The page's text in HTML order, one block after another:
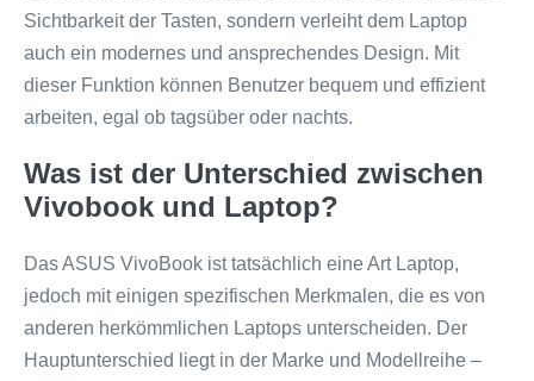
Sichtbarkeit der Tasten, sondern verleiht dem Laptop
auch ein modernes und ansprechendes Design. Mit
dieser Funktion können Benutzer bequem und effizient
arbeiten, egal ob tagsüber oder nachts.
Was ist der Unterschied zwischen
Vivobook und Laptop?
Das ASUS VivoBook ist tatsächlich eine Art Laptop,
jedoch mit einigen spezifischen Merkmalen, die es von
anderen herkömmlichen Laptops unterscheiden. Der
Hauptunterschied liegt in der Marke und Modellreihe –